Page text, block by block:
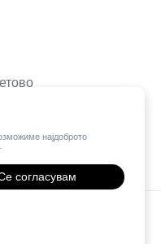
најдоброто
согласувам